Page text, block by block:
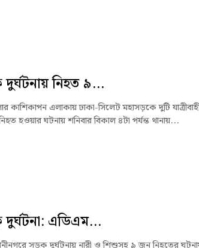
নিহত ৯...
এলাকায় ঢাকা-সিলেট মহাসড়কে দুটি
হওয়ার ঘটনায় শনিবার বিকাল ৪টা পর্যন্ত থানায়...
এডিএম...